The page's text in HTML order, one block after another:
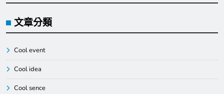
文章分類
Cool event
Cool idea
Cool sence